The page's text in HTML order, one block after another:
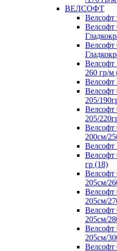
ВЕЛСОФТ
Велсофт
260 гр/м
205/
205/
200см/
Велсофт
гр (18)
205см/
205см/
205см/
Велсофт
205см/
Велсофт